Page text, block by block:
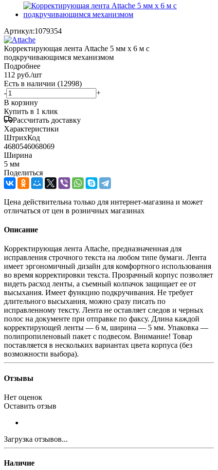
Артикул:1079354
Корректирующая лента Attache 5 мм x 6 м с
подкручивающимся механизмом
Подробнее
112 руб./шт
Есть в наличии (12998)
-
+
В корзину
Купить в 1 клик
Рассчитать доставку
Характеристики
ШтрихКод
4680546068069
Ширина
5 мм
Поделиться
Цена действительна только для интернет-магазина и может
отличаться от цен в розничных магазинах
Описание
Корректирующая лента Attache, предназначенная для
исправления строчного текста на любом типе бумаги. Лента
имеет эргономичный дизайн для комфортного использования
во время корректировки текста. Прозрачный корпус позволяет
видеть расход ленты, а съемный колпачок защищает ее от
высыхания. Имеет функцию подкручивания. Не требует
длительного высыхания, можно сразу писать по
исправленному тексту. Лента не оставляет следов и черных
полос на документе при отправке по факсу. Длина каждой
корректирующей ленты — 6 м, ширина — 5 мм. Упаковка —
полипропиленовый пакет с подвесом. Внимание! Товар
поставляется в нескольких вариантах цвета корпуса (без
возможности выбора).
Отзывы
Нет оценок
Оставить отзыв
Загрузка отзывов...
Наличие